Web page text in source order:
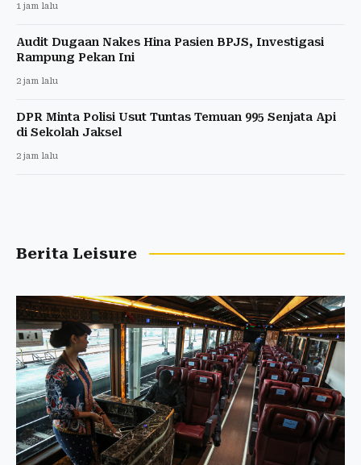
1 jam lalu
Audit Dugaan Nakes Hina Pasien BPJS, Investigasi
Rampung Pekan Ini
2 jam lalu
DPR Minta Polisi Usut Tuntas Temuan 995 Senjata Api
di Sekolah Jaksel
2 jam lalu
Berita Leisure